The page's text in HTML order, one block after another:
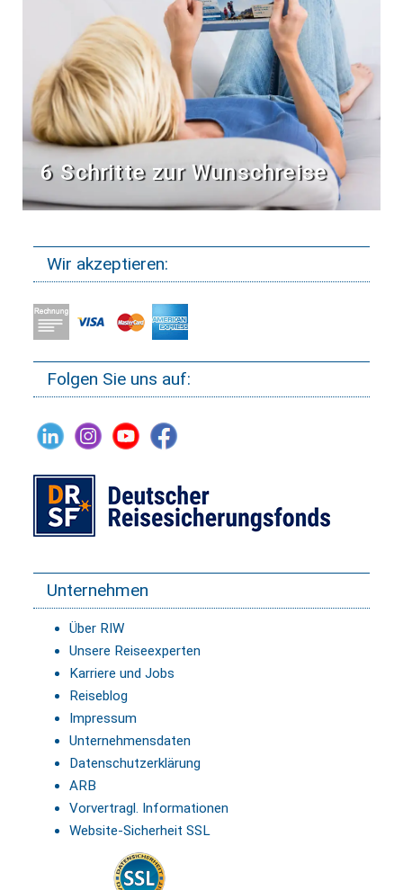
6 Schritte zur Wunschreise
Wir akzeptieren:
Folgen Sie uns auf:
Unternehmen
Über RIW
Unsere Reiseexperten
Karriere und Jobs
Reiseblog
Impressum
Unternehmensdaten
Datenschutzerklärung
ARB
Vorvertragl. Informationen
Website-Sicherheit SSL